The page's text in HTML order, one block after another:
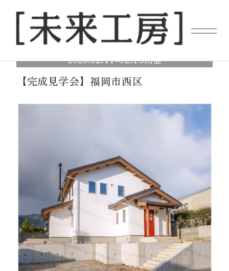
2026.02.11-02.15開催
【完成見学会】福岡市西区